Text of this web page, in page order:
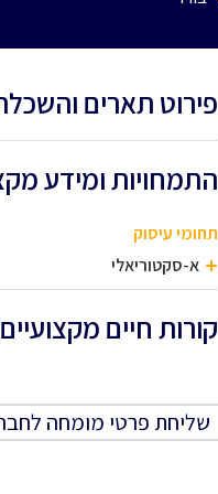
פירוט תארים
התמחויות ומידע
תחומי עיסוק
א-סקטוריאלי
קורות חיים מקצועיים
שליחת פרטי מומחה